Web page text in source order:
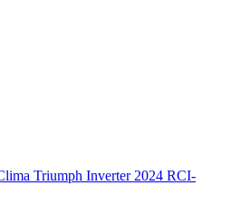
Triumph Inverter 2024 RCI-